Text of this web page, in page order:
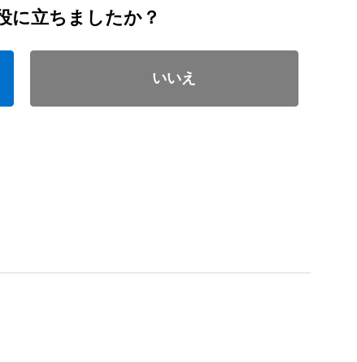
に立ちましたか？
いいえ